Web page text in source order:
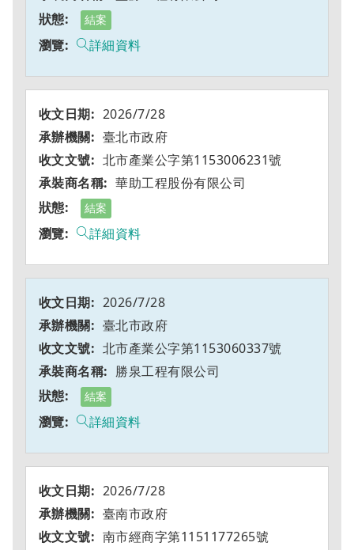
結案
詳細資料
2026/7/28
臺北市政府
北市產業公字第1153006231號
華助工程股份有限公司
結案
詳細資料
2026/7/28
臺北市政府
北市產業公字第1153060337號
勝泉工程有限公司
結案
詳細資料
2026/7/28
臺南市政府
南市經商字第1151177265號